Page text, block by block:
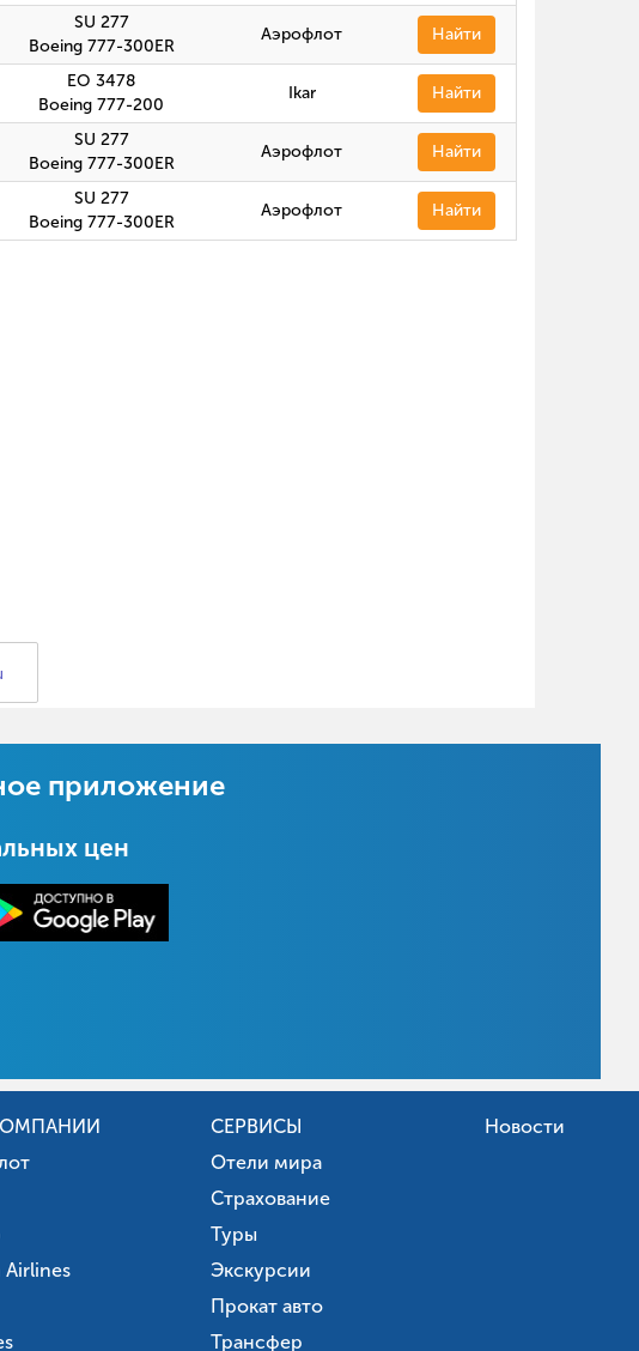
SU 277
Boeing 777-300ER
Аэрофлот Найти
EO 3478
Boeing 777-200
Ikar Найти
SU 277
Boeing 777-300ER
Аэрофлот Найти
SU 277
Boeing 777-300ER
Аэрофлот Найти
приложение
цен
Airlines
СЕРВИСЫ
Отели мира
Страхование
Туры
Экскурсии
Прокат авто
Трансфер
Новости